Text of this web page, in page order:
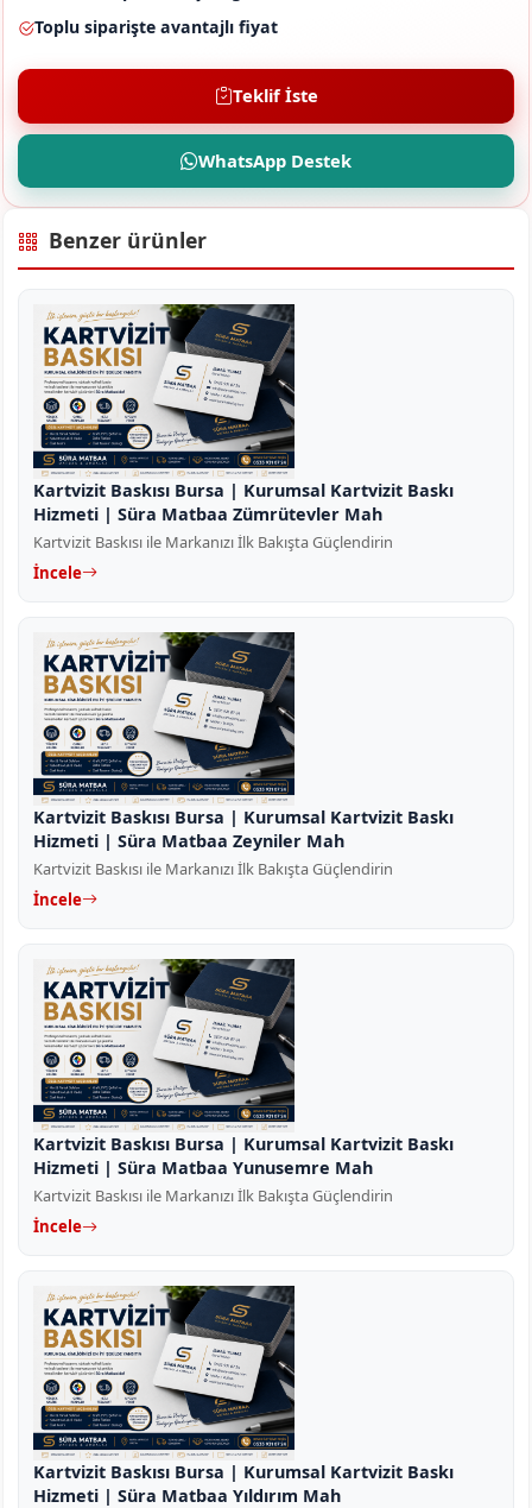
Toplu siparişte avantajlı fiyat
Teklif İste
WhatsApp Destek
Benzer ürünler
Kartvizit Baskısı Bursa | Kurumsal Kartvizit Baskı
Hizmeti | Süra Matbaa Zümrütevler Mah
Kartvizit Baskısı ile Markanızı İlk Bakışta Güçlendirin
İncele
Kartvizit Baskısı Bursa | Kurumsal Kartvizit Baskı
Hizmeti | Süra Matbaa Zeyniler Mah
Kartvizit Baskısı ile Markanızı İlk Bakışta Güçlendirin
İncele
Kartvizit Baskısı Bursa | Kurumsal Kartvizit Baskı
Hizmeti | Süra Matbaa Yunusemre Mah
Kartvizit Baskısı ile Markanızı İlk Bakışta Güçlendirin
İncele
Kartvizit Baskısı Bursa | Kurumsal Kartvizit Baskı
Hizmeti | Süra Matbaa Yıldırım Mah